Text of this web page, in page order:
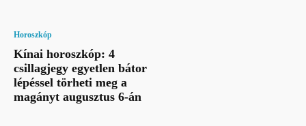
Horoszkóp
Kínai horoszkóp: 4
csillagjegy egyetlen bátor
lépéssel törheti meg a
magányt augusztus 6-án